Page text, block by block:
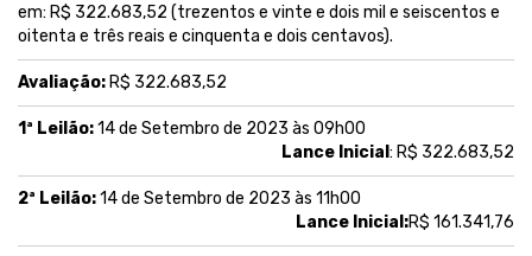
em: R$ 322.683,52 (trezentos e vinte e dois mil e seiscentos e
oitenta e três reais e cinquenta e dois centavos).
Avaliação: R$ 322.683,52
1ª Leilão:14 de Setembro de 2023 às 09h00
Lance Inicial : R$ 322.683,52
2ª Leilão:14 de Setembro de 2023 às 11h00
Lance Inicial:R$ 161.341,76